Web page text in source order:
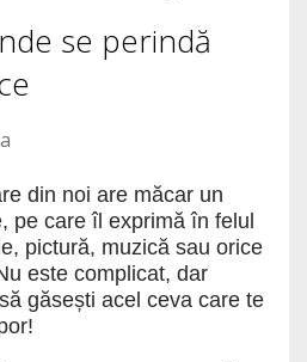
se perindă
din noi are măcar un
pe care îl exprimă în felul
pictură, muzică sau orice
este complicat, dar
găsești acel ceva care te